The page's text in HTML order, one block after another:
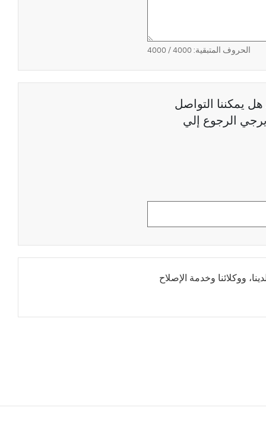
الحروف المتبقية:4000
/ 4000
يمكننا التواصل
الرجوع إلي
ووكلائنا وخدمة الإصلاح